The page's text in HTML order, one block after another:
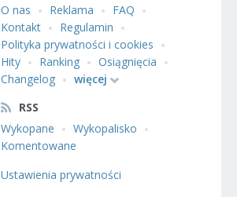
O nas
Reklama
FAQ
Kontakt
Regulamin
Polityka prywatności i cookies
Hity
Ranking
Osiągnięcia
Changelog
więcej
RSS
Wykopane
Wykopalisko
Komentowane
Ustawienia prywatności